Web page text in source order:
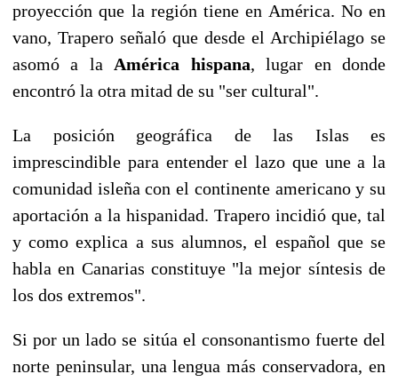
proyección que la región tiene en América. No en
vano, Trapero señaló que desde el Archipiélago se
asomó a la América hispana, lugar en donde
encontró la otra mitad de su "ser cultural".
La posición geográfica de las Islas es
imprescindible para entender el lazo que une a la
comunidad isleña con el continente americano y su
aportación a la hispanidad. Trapero incidió que, tal
y como explica a sus alumnos, el español que se
habla en Canarias constituye "la mejor síntesis de
los dos extremos".
Si por un lado se sitúa el consonantismo fuerte del
norte peninsular, una lengua más conservadora, en